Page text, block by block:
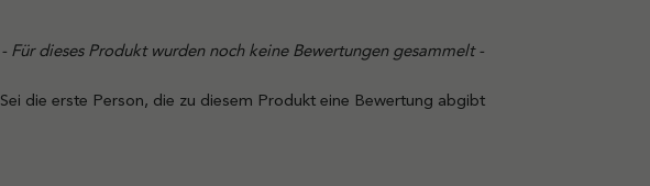
- Für dieses Produkt wurden noch keine Bewertungen gesammelt -
Sei die erste Person, die zu diesem Produkt eine Bewertung abgibt